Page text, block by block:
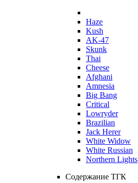
Haze
Kush
AK-47
Skunk
Thai
Cheese
Afghani
Amnesia
Big Bang
Critical
Lowryder
Brazilian
Jack Herer
White Widow
White Russian
Northern Lights
Содержание ТГК